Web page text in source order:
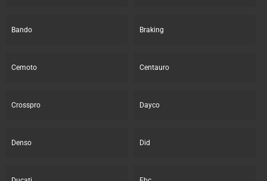
Bando Braking
Cemoto Centauro
Crosspro Dayco
Denso Did